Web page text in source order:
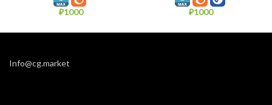
₽1000 ₽1000
Info@cg.market